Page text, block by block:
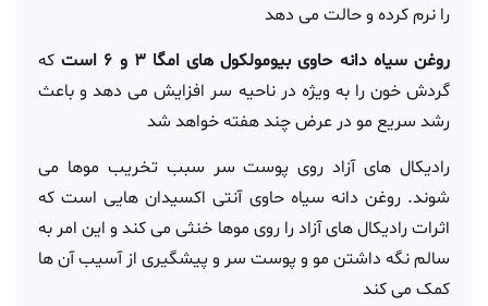
را نرم کرده و حالت می دهد
روغن سیاه دانه حاوی بیومولکول های امگا 3 و 6 است
که
گردش خون را به ویژه در ناحیه سر افزایش می دهد و باعث
رشد سریع مو در عرض چند هفته خواهد شد
رادیکال های آزاد روی پوست سر سبب تخریب موها می
شوند. روغن دانه سیاه حاوی آنتی اکسیدان هایی است که
اثرات رادیکال های آزاد را روی موها خنثی می کند و این امر به
سالم نگه داشتن مو و پوست سر و پیشگیری از آسیب آن ها
کمک می کند